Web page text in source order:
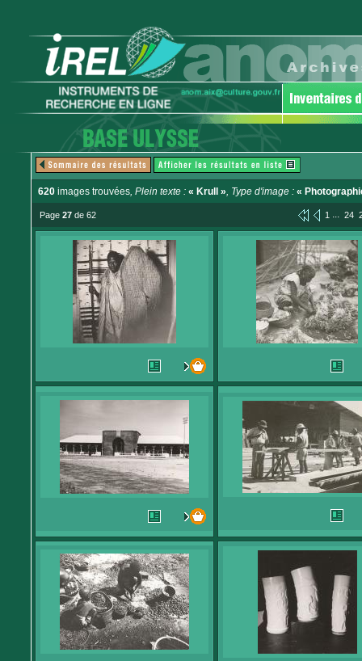
620 images trouvées, Plein texte : « Krull », Type d'image : «
Page 27 de 62 1 ... 24